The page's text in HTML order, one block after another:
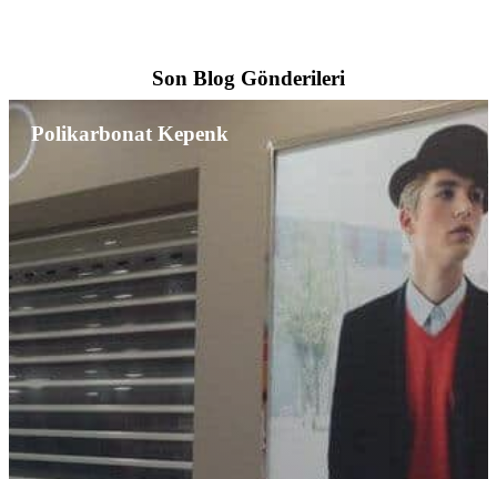
Son Blog Gönderileri
Polikarbonat Kepenk